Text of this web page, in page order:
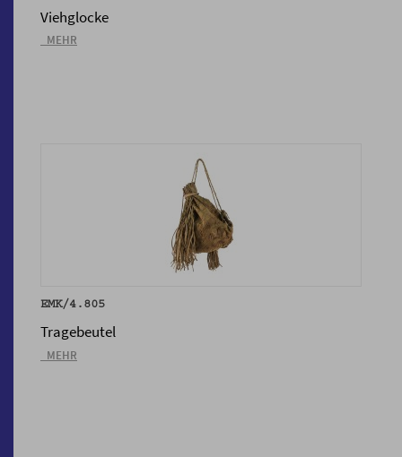
Viehglocke
_MEHR
EMK/4.805
Tragebeutel
_MEHR